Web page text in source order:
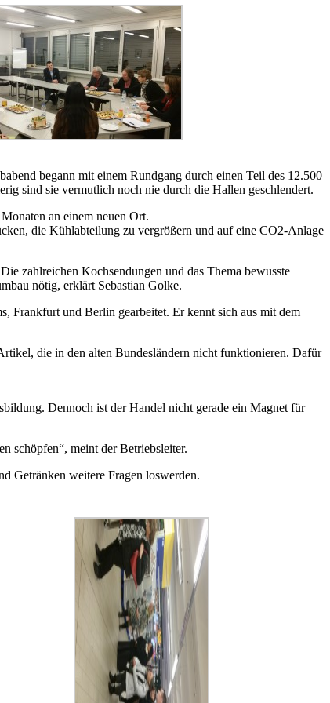
begann mit einem Rundgang durch einen Teil des 12.500
sind sie vermutlich noch nie durch die Hallen geschlendert.
an einem neuen Ort.
die Kühlabteilung zu vergrößern und auf eine CO2-Anlage
zahlreichen Kochsendungen und das Thema bewusste
nötig, erklärt Sebastian Golke.
Frankfurt und Berlin gearbeitet. Er kennt sich aus mit dem
die in den alten Bundesländern nicht funktionieren. Dafür
Dennoch ist der Handel nicht gerade ein Magnet für
schöpfen“, meint der Betriebsleiter.
Getränken weitere Fragen loswerden.